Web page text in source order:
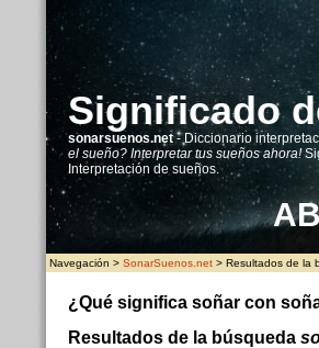
Significado
sonarsuenos.net- Diccionario
el sueño? Interpretar tus sueños ahora!
Interpretación de sueños.
A
Navegación > SonarSuenos.net > Resultados de la
¿Qué significa soñar con
Resultados de la búsqueda